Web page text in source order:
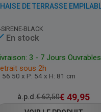
SIRENE-BLACK
En stock
3 - 7 Jours Ouvrables
sous 2h
56.50 x P: 54 x H: 81 cm
à.p.d.€62,50€ 49,95